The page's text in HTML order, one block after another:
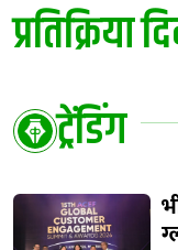
प्रतिक्रिया
ट्रेंडिंग